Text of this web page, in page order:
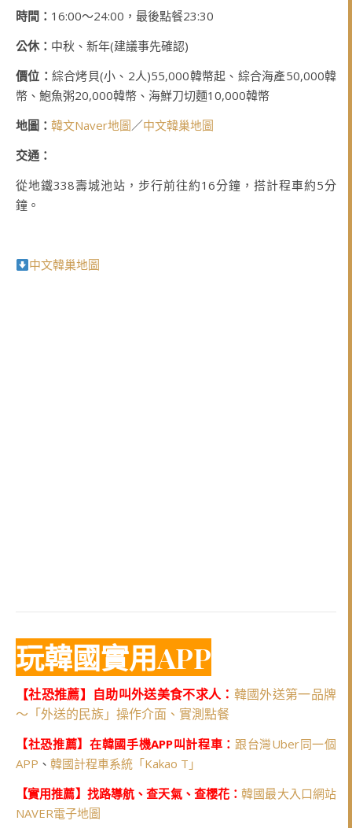
時間： 16:00～24:00，最後點餐23:30
公休： 中秋、新年(建議事先確認)
價位： 綜合烤貝(小、2人)55,000韓幣起、綜合海產50,000韓
幣、鮑魚粥20,000韓幣、海鮮刀切麵10,000韓幣
地圖： 韓文Naver地圖／中文韓巢地圖
交通：
從地鐵338壽城池站，步行前往約16分鐘，搭計程車約5分
鐘。
中文韓巢地圖
玩韓國實用APP
【社恐推薦】自助叫外送美食不求人： 韓國外送第一品牌
～「外送的民族」操作介面、實測點餐
【社恐推薦】在韓國手機APP叫計程車： 跟台灣Uber同一個
APP 、 韓國計程車系統「Kakao T」
【實用推薦】找路導航、查天氣、查櫻花：韓國最大入口網站
NAVER電子地圖